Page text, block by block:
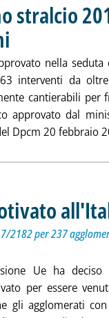
stralcio
nella
interventi da
cantierabili per
approvato dal
Dpcm 20 febbraio
2182 per 237
Ue ha deciso
per essere
gli agglomerati